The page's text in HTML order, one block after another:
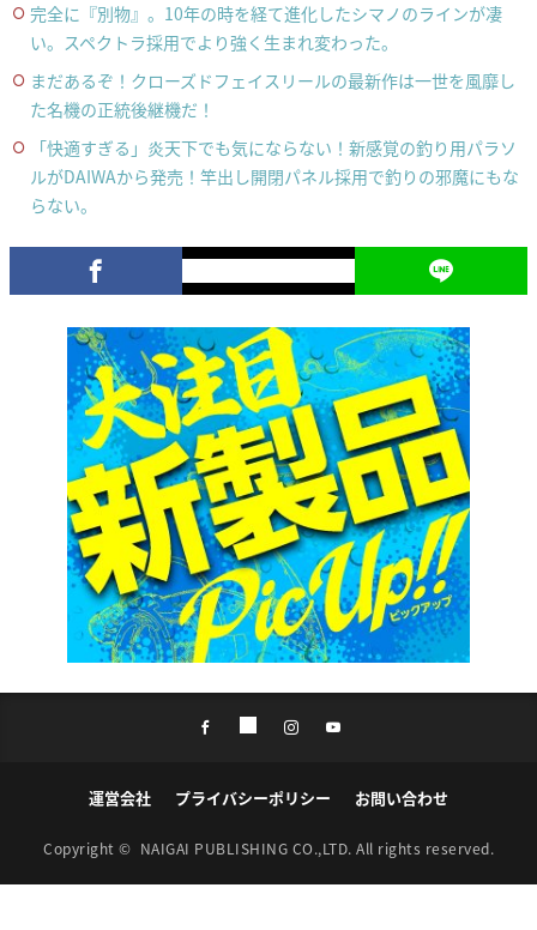
完全に『別物』。10年の時を経て進化したシマノのラインが凄
い。スペクトラ採用でより強く生まれ変わった。
まだあるぞ！クローズドフェイスリールの最新作は一世を風靡し
た名機の正統後継機だ！
「快適すぎる」炎天下でも気にならない！新感覚の釣り用パラソ
ルがDAIWAから発売！竿出し開閉パネル採用で釣りの邪魔にもな
らない。
運営会社 プライバシーポリシー お問い合わせ
Copyright © NAIGAI PUBLISHING CO.,LTD. All rights reserved.